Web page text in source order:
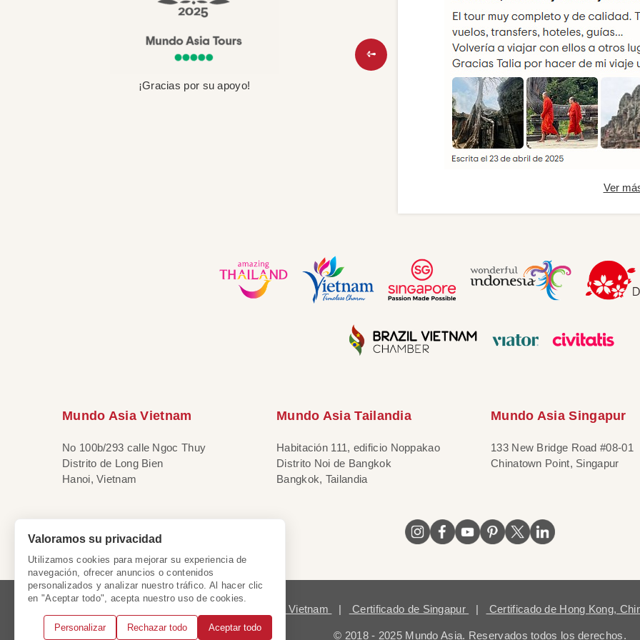
¡Gracias por su apoyo!
Ver
Mundo Asia Vietnam
No 100b/293 calle Ngoc Thuy
Distrito de Long Bien
Hanoi, Vietnam
Mundo Asia Tailandia
Habitación 111, edificio Noppakao
Distrito Noi de Bangkok
Bangkok, Tailandia
Mundo Asia Singapur
133 New Bridge Road #08-01
Chinatown Point, Singapur
Licencia de Vietnam | Certificado de Singapur | Certificado de Hong Kong,
© 2018 - 2025 Mundo Asia. Reservados todos los derechos.
Valoramos su privacidad
Utilizamos cookies para mejorar su experiencia de
navegación, ofrecer anuncios o contenidos
personalizados y analizar nuestro tráfico. Al hacer clic
en "Aceptar todo", acepta nuestro uso de cookies.
Personalizar Rechazar todo Aceptar todo